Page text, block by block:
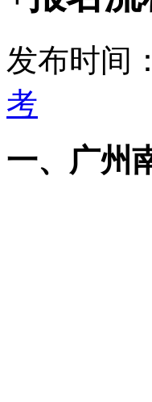
发布时间
考
一、广州